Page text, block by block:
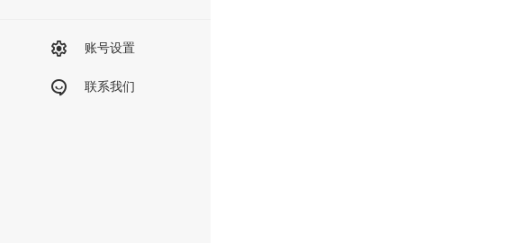
账号设置
联系我们